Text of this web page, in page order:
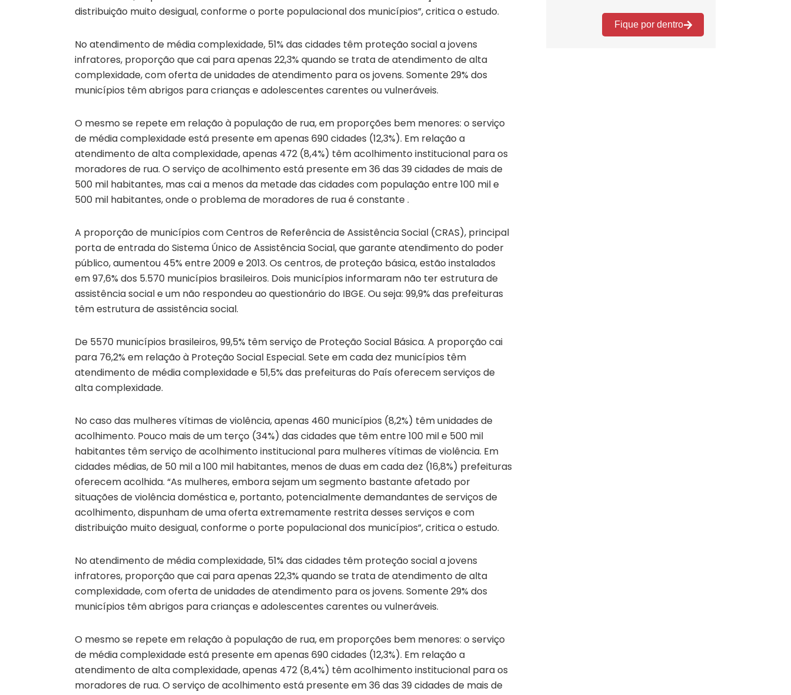
distribuição muito desigual, conforme o porte populacional dos municípios”, critica o estudo.
No atendimento de média complexidade, 51% das cidades têm proteção social a jovens
infratores, proporção que cai para apenas 22,3% quando se trata de atendimento de alta
complexidade, com oferta de unidades de atendimento para os jovens. Somente 29% dos
municípios têm abrigos para crianças e adolescentes carentes ou vulneráveis.
O mesmo se repete em relação à população de rua, em proporções bem menores: o serviço
de média complexidade está presente em apenas 690 cidades (12,3%). Em relação a
atendimento de alta complexidade, apenas 472 (8,4%) têm acolhimento institucional para os
moradores de rua. O serviço de acolhimento está presente em 36 das 39 cidades de mais de
500 mil habitantes, mas cai a menos da metade das cidades com população entre 100 mil e
500 mil habitantes, onde o problema de moradores de rua é constante .
A proporção de municípios com Centros de Referência de Assistência Social (CRAS), principal
porta de entrada do Sistema Único de Assistência Social, que garante atendimento do poder
público, aumentou 45% entre 2009 e 2013. Os centros, de proteção básica, estão instalados
em 97,6% dos 5.570 municípios brasileiros. Dois municípios informaram não ter estrutura de
assistência social e um não respondeu ao questionário do IBGE. Ou seja: 99,9% das prefeituras
têm estrutura de assistência social.
De 5570 municípios brasileiros, 99,5% têm serviço de Proteção Social Básica. A proporção cai
para 76,2% em relação à Proteção Social Especial. Sete em cada dez municípios têm
atendimento de média complexidade e 51,5% das prefeituras do País oferecem serviços de
alta complexidade.
No caso das mulheres vítimas de violência, apenas 460 municípios (8,2%) têm unidades de
acolhimento. Pouco mais de um terço (34%) das cidades que têm entre 100 mil e 500 mil
habitantes têm serviço de acolhimento institucional para mulheres vítimas de violência. Em
cidades médias, de 50 mil a 100 mil habitantes, menos de duas em cada dez (16,8%) prefeituras
oferecem acolhida. “As mulheres, embora sejam um segmento bastante afetado por
situações de violência doméstica e, portanto, potencialmente demandantes de serviços de
acolhimento, dispunham de uma oferta extremamente restrita desses serviços e com
distribuição muito desigual, conforme o porte populacional dos municípios”, critica o estudo.
No atendimento de média complexidade, 51% das cidades têm proteção social a jovens
infratores, proporção que cai para apenas 22,3% quando se trata de atendimento de alta
complexidade, com oferta de unidades de atendimento para os jovens. Somente 29% dos
municípios têm abrigos para crianças e adolescentes carentes ou vulneráveis.
O mesmo se repete em relação à população de rua, em proporções bem menores: o serviço
de média complexidade está presente em apenas 690 cidades (12,3%). Em relação a
atendimento de alta complexidade, apenas 472 (8,4%) têm acolhimento institucional para os
moradores de rua. O serviço de acolhimento está presente em 36 das 39 cidades de mais de